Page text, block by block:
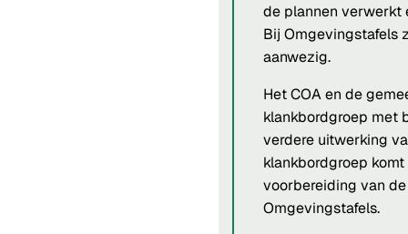
de plannen
Bij Omgevingstafels
aanwezig.
Het COA en de
klankbordgroep met
verdere uitwerking
klankbordgroep
voorbereiding van
Omgevingstafels.